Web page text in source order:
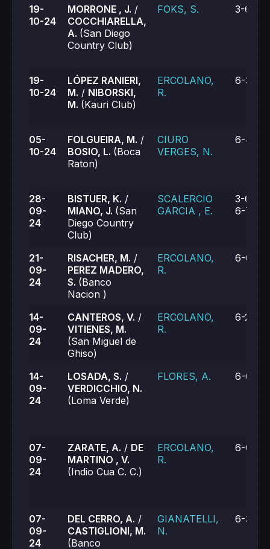
19-
10-24
MORRONE , J. /
COCCHIARELLA,
A. (San Diego
Country Club)
FOKS, S. 3-6, 1-6
19-
10-24
LÓPEZ RANIERI,
M. / NIBORSKI,
M. (Kauri Club)
ERCOLANO,
R.
6-3, 6-
05-
10-24
FOLGUEIRA, M. /
BOSIO, L. (Boca
Raton)
CIURO
VERGES, N.
6-4, 6-
28-
09-
24
BISTUER, K. /
MIANO, J. (San
Diego Country
Club)
SCALERCIO
GARCIA , E.
3-6, 6-
6-7 (4)
21-
09-
24
RISACHER, M. /
PEREZ MADERO,
S. (Banco
Nacion )
ERCOLANO,
R.
6-0, 6-
14-
09-
24
CANTEROS, V. /
VITIENES, M.
(San Miguel de
Ghiso)
ERCOLANO,
R.
6-2, 6-1
14-
09-
24
LOSADA, S. /
VERDICCHIO, N.
(Loma Verde)
FLORES, A. 6-0, 6-
07-
09-
24
ZARATE, A. / DE
MARTINO , V.
(Indio Cua C. C.)
ERCOLANO,
R.
6-0, 6-
07-
09-
24
DEL CERRO, A. /
CASTIGLIONI, M.
(Banco
GIANATELLI,
N.
6-3, 6-